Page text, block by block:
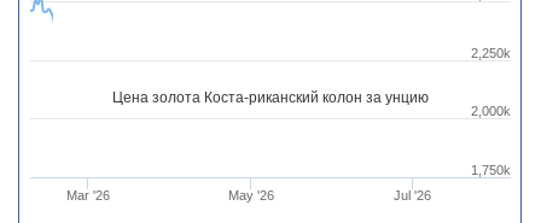
Цена золота Коста-риканский колон за унцию
Mar '26 May '26 Jul '26
2,000k
1,750k
2,250k